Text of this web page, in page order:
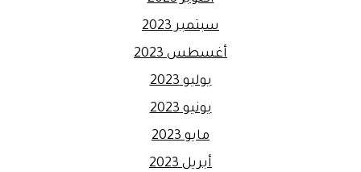
سبتمبر 2023
أغسطس 2023
يوليو 2023
يونيو 2023
مايو 2023
أبريل 2023